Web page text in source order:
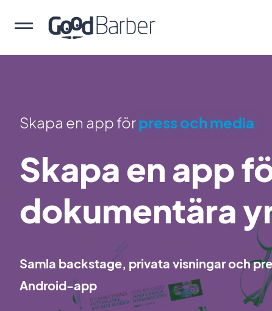
Skapa en app förpress och media
Skapa en app
dokumentära
Samla backstage, privata visningar och
Android-app